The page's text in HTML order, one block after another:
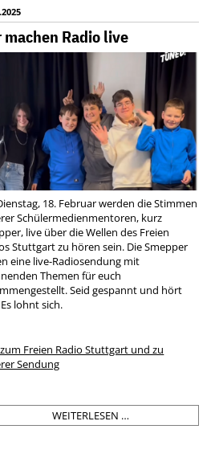
machen Radio live
18. Februar werden die Stimmen
Schülermedienmentoren, kurz
live über die Wellen des Freien
Stuttgart zu hören sein. Die Smepper
eine live-Radiosendung mit
Themen für euch
Seid gespannt und hört
lohnt sich.
Freien Radio Stuttgart und zu
Sendung
WEITERLESEN …
MACHEN